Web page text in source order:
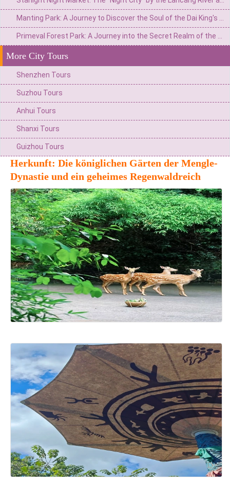
More City Tours
Shenzhen Tours
Suzhou Tours
Anhui Tours
Shanxi Tours
Guizhou Tours
Herkunft: Die königlichen Gärten der Mengle-
Dynastie und ein geheimes Regenwaldreich